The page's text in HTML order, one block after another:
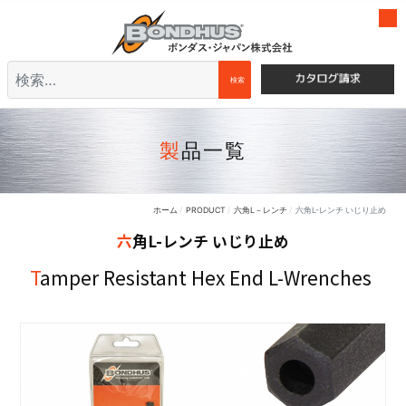
検索
検索
製品一覧
ホーム PRODUCT 六角L－レンチ 六角L-レンチ いじり止め
六角L-レンチ いじり止め
Tamper Resistant Hex End L-Wrenches